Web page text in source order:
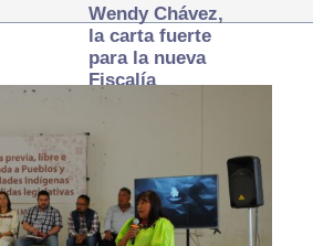
Wendy Chávez,
la carta fuerte
para la nueva
Fiscalía
autónoma